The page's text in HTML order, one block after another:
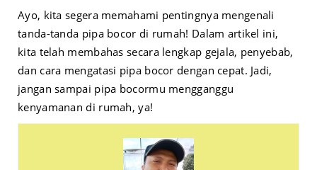
Ayo, kita segera memahami pentingnya mengenali
tanda-tanda pipa bocor di rumah! Dalam artikel ini,
kita telah membahas secara lengkap gejala, penyebab,
dan cara mengatasi pipa bocor dengan cepat. Jadi,
jangan sampai pipa bocormu mengganggu
kenyamanan di rumah, ya!